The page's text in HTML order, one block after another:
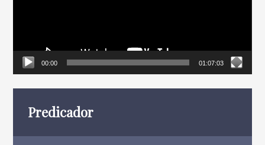
00:00 01:07:03
Predicador